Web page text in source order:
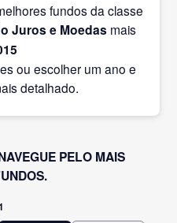
fundos da classe
Juros e Moedas mais
ou escolher um ano e
detalhado.
PELO MAIS